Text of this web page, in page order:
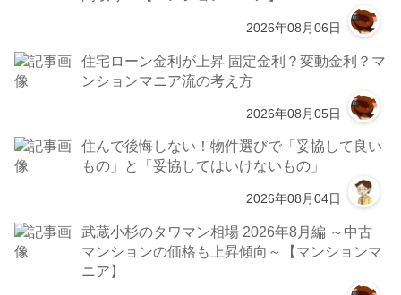
2026年08月06日
住宅ローン金利が上昇 固定金利？変動金利？マ
ンションマニア流の考え方
2026年08月05日
住んで後悔しない！物件選びで「妥協して良い
もの」と「妥協してはいけないもの」
2026年08月04日
武蔵小杉のタワマン相場 2026年8月編 ～中古
マンションの価格も上昇傾向～【マンションマ
ニア】